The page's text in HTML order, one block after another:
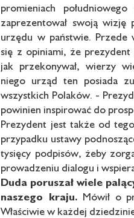
promieniach
zaprezentował swoją wizję
urzędu w państwie. Przede
się z opiniami, że
jak przekonywał, wierzy
niego urząd ten posiada
wszystkich Polaków. -
powinien inspirować do
Prezydent jest także od
przypadku ustawy
tysięcy podpisów, żeby
prowadzeniu dialogu i
Duda poruszał wiele
naszego kraju. Mówił o
Właściwie w każdej